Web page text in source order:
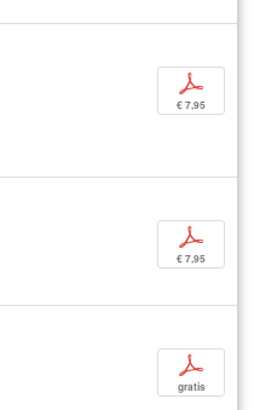
p
€ 7,95
p
€ 7,95
p
gratis